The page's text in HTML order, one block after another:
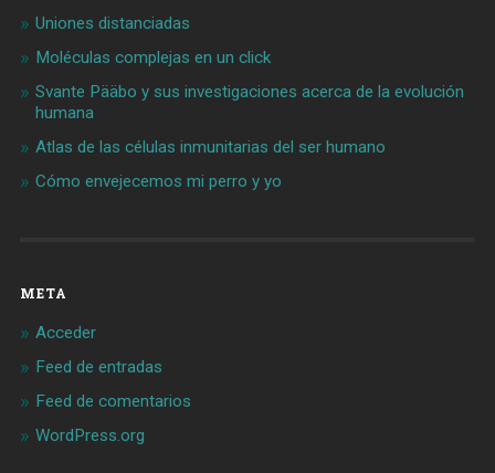
Uniones distanciadas
Moléculas complejas en un click
Svante Pääbo y sus investigaciones acerca de la evolución
humana
Atlas de las células inmunitarias del ser humano
Cómo envejecemos mi perro y yo
META
Acceder
Feed de entradas
Feed de comentarios
WordPress.org